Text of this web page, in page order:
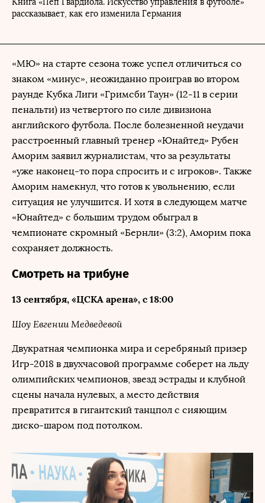
Книга «Пеп Гвардиола. Искусство управления в футболе»
рассказывает, как его изменила Германия
«МЮ» на старте сезона тоже успел отличиться со
знаком «минус», неожиданно проиграв во втором
раунде Кубка Лиги «Гримсби Таун» (12-11 в серии
пенальти) из четвертого по силе дивизиона
английского футбола. После болезненной неудачи
расстроенный главный тренер «Юнайтед» Рубен
Аморим заявил журналистам, что за результаты
«уже наконец-то пора спросить и с игроков». Также
Аморим намекнул, что готов к увольнению, если
ситуация не улучшится. И хотя в следующем матче
«Юнайтед» с большим трудом обыграл в
чемпионате скромный «Бернли» (3:2), Аморим пока
сохраняет должность.
Смотреть на трибуне
13 сентября, «ЦСКА арена», с 18:00
Шоу Евгении Медведевой
Двукратная чемпионка мира и серебряный призер
Игр-2018 в двухчасовой программе соберет на льду
олимпийских чемпионов, звезд эстрады и клубной
сцены начала нулевых, а место действия
превратится в гигантский танцпол с сияющим
диско-шаром под потолком.